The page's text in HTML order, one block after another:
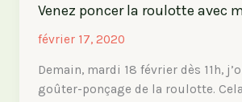
Venez poncer la roulotte avec
février 17, 2020
Demain, mardi 18 février dès 11h,
goûter-ponçage de la roulotte.